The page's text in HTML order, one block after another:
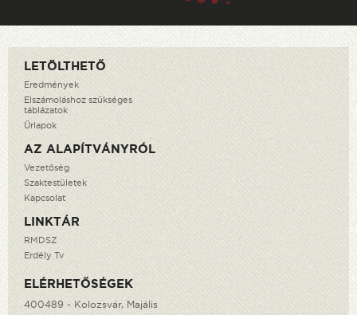
LETÖLTHETŐ
Eredmények
Elszámoláshoz szükséges
táblázatok
Űrlapok
AZ ALAPÍTVÁNYRÓL
Vezetőség
Szaktestületek
Kapcsolat
LINKTÁR
RMDSZ
Erdély Tv
ELÉRHETŐSÉGEK
400489 - Kolozsvár, Majális